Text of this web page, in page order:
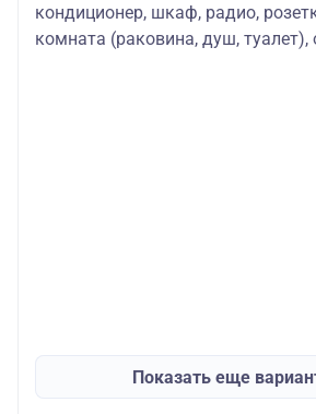
кондиционер, шкаф, радио,
комната (раковина, душ, туалет),
Показать еще